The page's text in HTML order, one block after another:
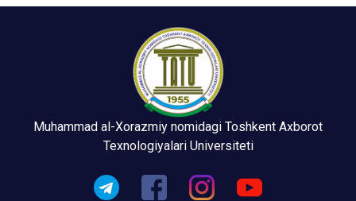
Muhammad al-Xorazmiy nomidagi Toshkent Axborot
Texnologiyalari Universiteti